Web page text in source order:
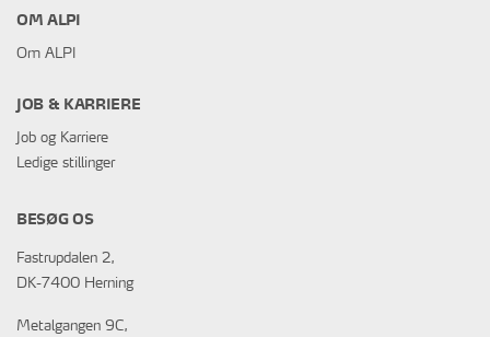
OM ALPI
Om ALPI
JOB & KARRIERE
Job og Karriere
Ledige stillinger
BESØG OS
Fastrupdalen 2,
DK-7400 Herning
Metalgangen 9C,